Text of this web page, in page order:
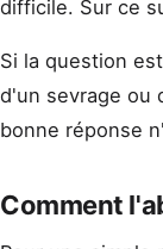
difficile. Sur ce
Si la question
d'un sevrage ou
bonne réponse
Comment